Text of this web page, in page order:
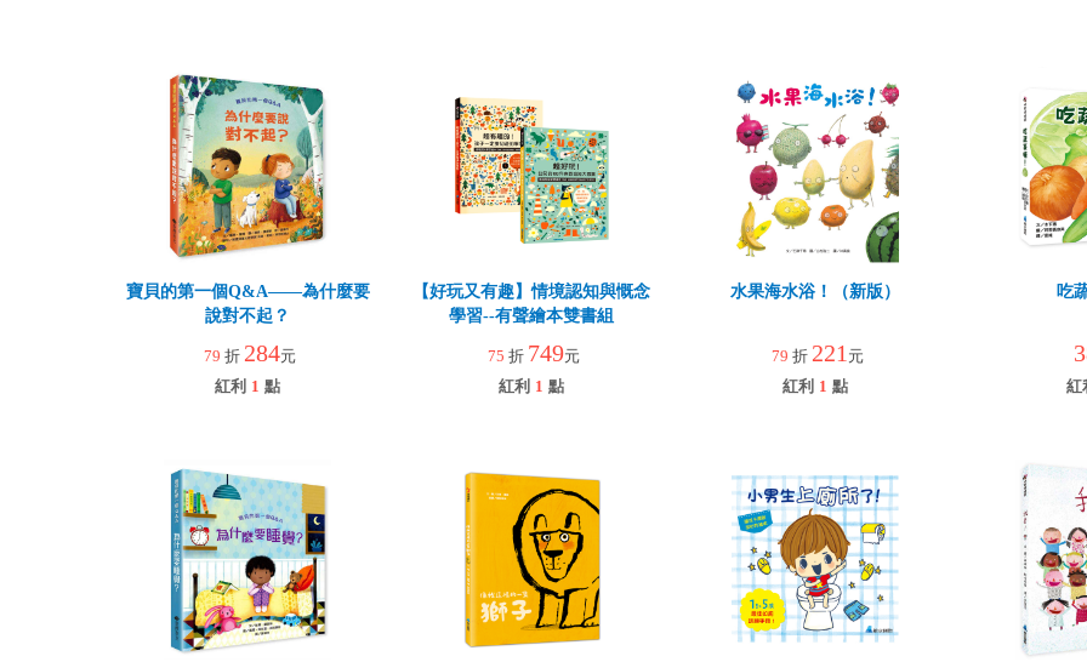
寶貝的第一個Q&A――為什麼要
說對不起？
79 折 284元
紅利 1 點
【好玩又有趣】情境認知與慨念
學習--有聲繪本雙書組
75 折 749元
紅利 1 點
水果海水浴！（新版）
79 折 221 元
紅利 1 點
吃
紅